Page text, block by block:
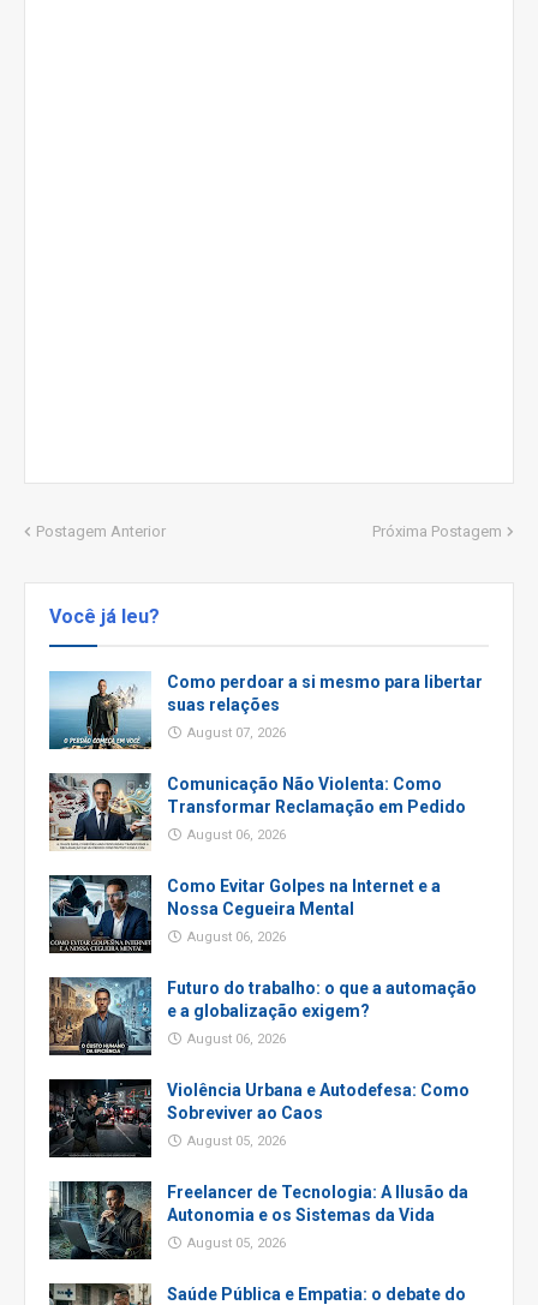
Postagem Anterior Próxima Postagem
Você já leu?
Como perdoar a si mesmo para libertar
suas relações
August 07, 2026
Comunicação Não Violenta: Como
Transformar Reclamação em Pedido
August 06, 2026
Como Evitar Golpes na Internet e a
Nossa Cegueira Mental
August 06, 2026
Futuro do trabalho: o que a automação
e a globalização exigem?
August 06, 2026
Violência Urbana e Autodefesa: Como
Sobreviver ao Caos
August 05, 2026
Freelancer de Tecnologia: A Ilusão da
Autonomia e os Sistemas da Vida
August 05, 2026
Saúde Pública e Empatia: o debate do